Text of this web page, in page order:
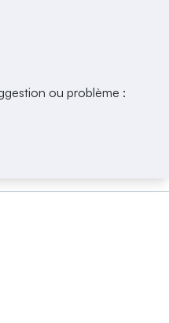
ou problème :